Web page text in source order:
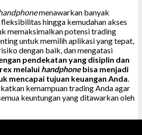
menawarkan banyak
hingga kemudahan akses
memaksimalkan potensi trading
untuk memilih aplikasi yang tepat,
dengan baik, dan mengatasi
pendekatan yang disiplin dan
melalui handphonebisa menjadi
mencapai tujuan keuangan Anda.
kemampuan trading Anda agar
keuntungan yang ditawarkan oleh